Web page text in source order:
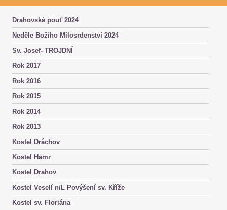
Drahovská pouť 2024
Neděle Božího Milosrdenství 2024
Sv. Josef- TROJDNÍ
Rok 2017
Rok 2016
Rok 2015
Rok 2014
Rok 2013
Kostel Dráchov
Kostel Hamr
Kostel Drahov
Kostel Veselí n/L Povýšení sv. Kříže
Kostel sv. Floriána